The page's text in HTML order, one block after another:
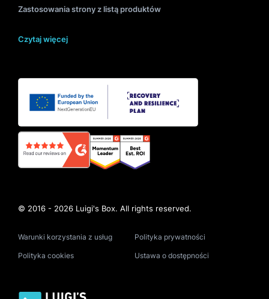
Zastosowania strony z listą produktów
Czytaj więcej
© 2016 - 2026 Luigi's Box. All rights reserved.
Warunki korzystania z usług Polityka prywatności
Polityka cookies Ustawa o dostępności